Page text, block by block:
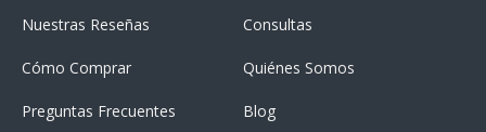
Nuestras Reseñas Consultas
Cómo Comprar Quiénes Somos
Preguntas Frecuentes Blog